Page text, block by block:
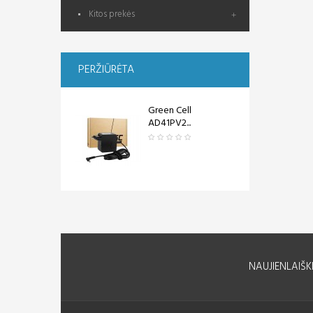
Kitos prekės
PERŽIŪRĖTA
Green Cell
AD41PV2...